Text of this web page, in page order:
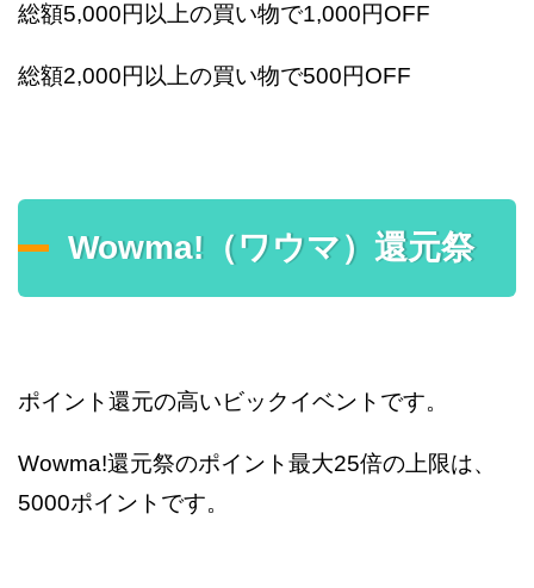
総額5,000円以上の買い物で1,000円OFF
総額2,000円以上の買い物で500円OFF
Wowma!（ワウマ）還元祭
ポイント還元の高いビックイベントです。
Wowma!還元祭のポイント最大25倍の上限は、
5000ポイントです。